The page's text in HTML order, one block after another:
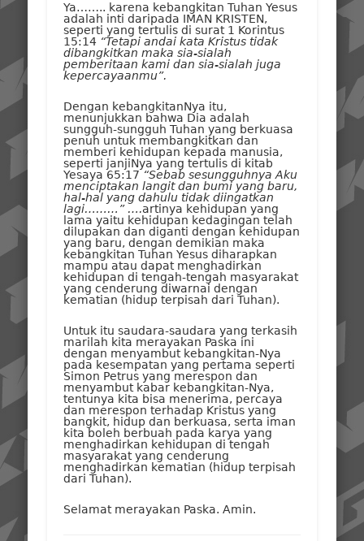
Ya…….. karena kebangkitan Tuhan Yesus
adalah inti daripada IMAN KRISTEN,
seperti yang tertulis di surat 1 Korintus
15:14 “Tetapi andai kata Kristus tidak
dibangkitkan maka sia-sialah
pemberitaan kami dan sia-sialah juga
kepercayaanmu”.
Dengan kebangkitanNya itu,
menunjukkan bahwa Dia adalah
sungguh-sungguh Tuhan yang berkuasa
penuh untuk membangkitkan dan
memberi kehidupan kepada manusia,
seperti janjiNya yang tertulis di kitab
Yesaya 65:17 “Sebab sesungguhnya Aku
menciptakan langit dan bumi yang baru,
hal-hal yang dahulu tidak diingatkan
lagi………” ….artinya kehidupan yang
lama yaitu kehidupan kedagingan telah
dilupakan dan diganti dengan kehidupan
yang baru, dengan demikian maka
kebangkitan Tuhan Yesus diharapkan
mampu atau dapat menghadirkan
kehidupan di tengah-tengah masyarakat
yang cenderung diwarnai dengan
kematian (hidup terpisah dari Tuhan).
Untuk itu saudara-saudara yang terkasih
marilah kita merayakan Paska ini
dengan menyambut kebangkitan-Nya
pada kesempatan yang pertama seperti
Simon Petrus yang merespon dan
menyambut kabar kebangkitan-Nya,
tentunya kita bisa menerima, percaya
dan merespon terhadap Kristus yang
bangkit, hidup dan berkuasa, serta iman
kita boleh berbuah pada karya yang
menghadirkan kehidupan di tengah
masyarakat yang cenderung
menghadirkan kematian (hidup terpisah
dari Tuhan).
Selamat merayakan Paska. Amin.